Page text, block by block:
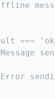
===